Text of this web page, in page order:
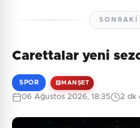
Henüz yorum
SONRAKI
Carettalar yeni
SPOR MANŞET
06 Ağustos 2026, 18:35 2 dk